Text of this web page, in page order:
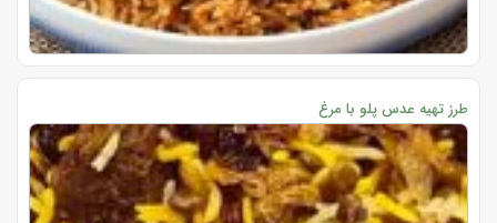
طرز تهیه عدس پلو با مرغ